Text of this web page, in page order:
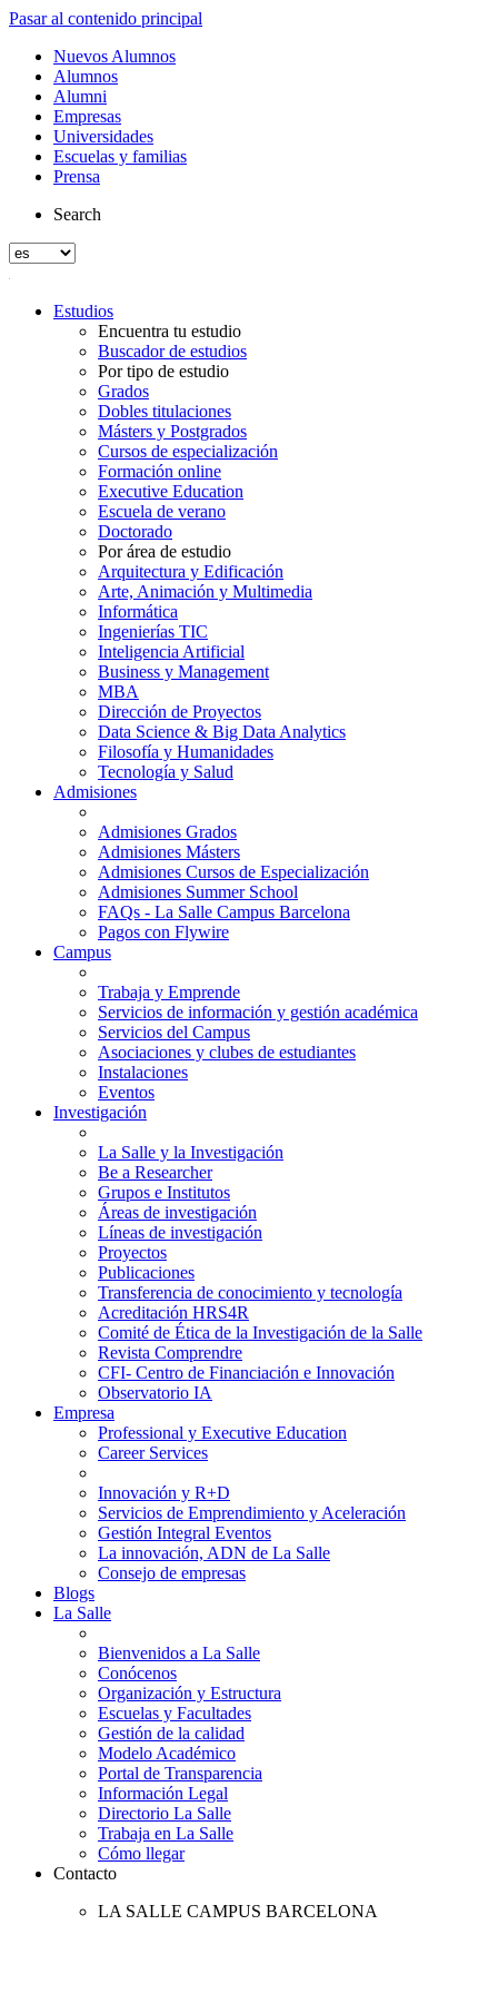
Pasar al contenido principal
Nuevos Alumnos
Alumnos
Alumni
Empresas
Universidades
Escuelas y familias
Prensa
Search
Estudios
Encuentra tu estudio
Buscador de estudios
Por tipo de estudio
Grados
Dobles titulaciones
Másters y Postgrados
Cursos de especialización
Formación online
Executive Education
Escuela de verano
Doctorado
Por área de estudio
Arquitectura y Edificación
Arte, Animación y Multimedia
Informática
Ingenierías TIC
Inteligencia Artificial
Business y Management
MBA
Dirección de Proyectos
Data Science & Big Data Analytics
Filosofía y Humanidades
Tecnología y Salud
Admisiones
Admisiones Grados
Admisiones Másters
Admisiones Cursos de Especialización
Admisiones Summer School
FAQs - La Salle Campus Barcelona
Pagos con Flywire
Campus
Trabaja y Emprende
Servicios de información y gestión académica
Servicios del Campus
Asociaciones y clubes de estudiantes
Instalaciones
Eventos
Investigación
La Salle y la Investigación
Be a Researcher
Grupos e Institutos
Áreas de investigación
Líneas de investigación
Proyectos
Publicaciones
Transferencia de conocimiento y tecnología
Acreditación HRS4R
Comité de Ética de la Investigación de la Salle
Revista Comprendre
CFI- Centro de Financiación e Innovación
Observatorio IA
Empresa
Professional y Executive Education
Career Services
Innovación y R+D
Servicios de Emprendimiento y Aceleración
Gestión Integral Eventos
La innovación, ADN de La Salle
Consejo de empresas
Blogs
La Salle
Bienvenidos a La Salle
Conócenos
Organización y Estructura
Escuelas y Facultades
Gestión de la calidad
Modelo Académico
Portal de Transparencia
Información Legal
Directorio La Salle
Trabaja en La Salle
Cómo llegar
Contacto
LA SALLE CAMPUS BARCELONA